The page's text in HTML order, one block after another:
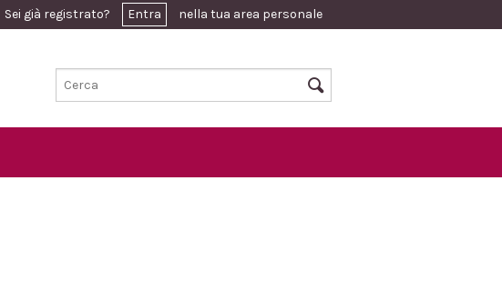
Sei già registrato? Entra nella tua area personale